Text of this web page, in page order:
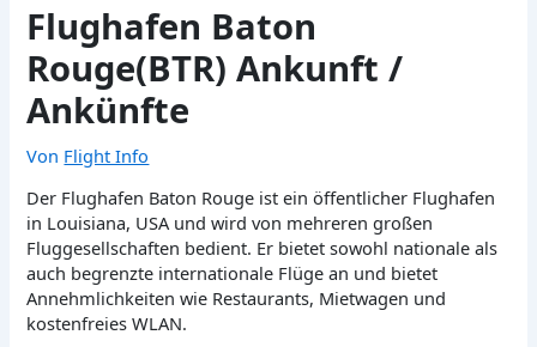
Flughafen Baton
Rouge(BTR) Ankunft /
Ankünfte
Von Flight Info
Der Flughafen Baton Rouge ist ein öffentlicher Flughafen
in Louisiana, USA und wird von mehreren großen
Fluggesellschaften bedient. Er bietet sowohl nationale als
auch begrenzte internationale Flüge an und bietet
Annehmlichkeiten wie Restaurants, Mietwagen und
kostenfreies WLAN.